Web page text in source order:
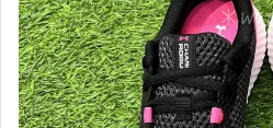
【Mizuno】男女款建走鞋
【Mizuno】男慢跑&路跑鞋款
【Mizuno】女慢跑&路跑鞋款